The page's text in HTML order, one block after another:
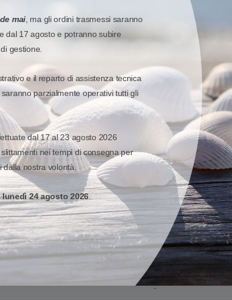
mai, ma gli ordini trasmessi saranno
dal 17 agosto e potranno subire
gestione.
e il reparto di assistenza tecnica
parzialmente operativi tutti gli
dal 17 al 23 agosto 2026
nei tempi di consegna per
dalla nostra volontà.
lunedì 24 agosto 2026.
Bianco
-
-
-
-
-
-